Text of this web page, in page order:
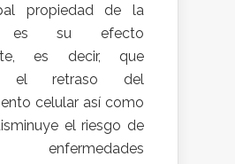
propiedad de la
es su efecto
es decir, que
el retraso del
celular así como
el riesgo de
enfermedades